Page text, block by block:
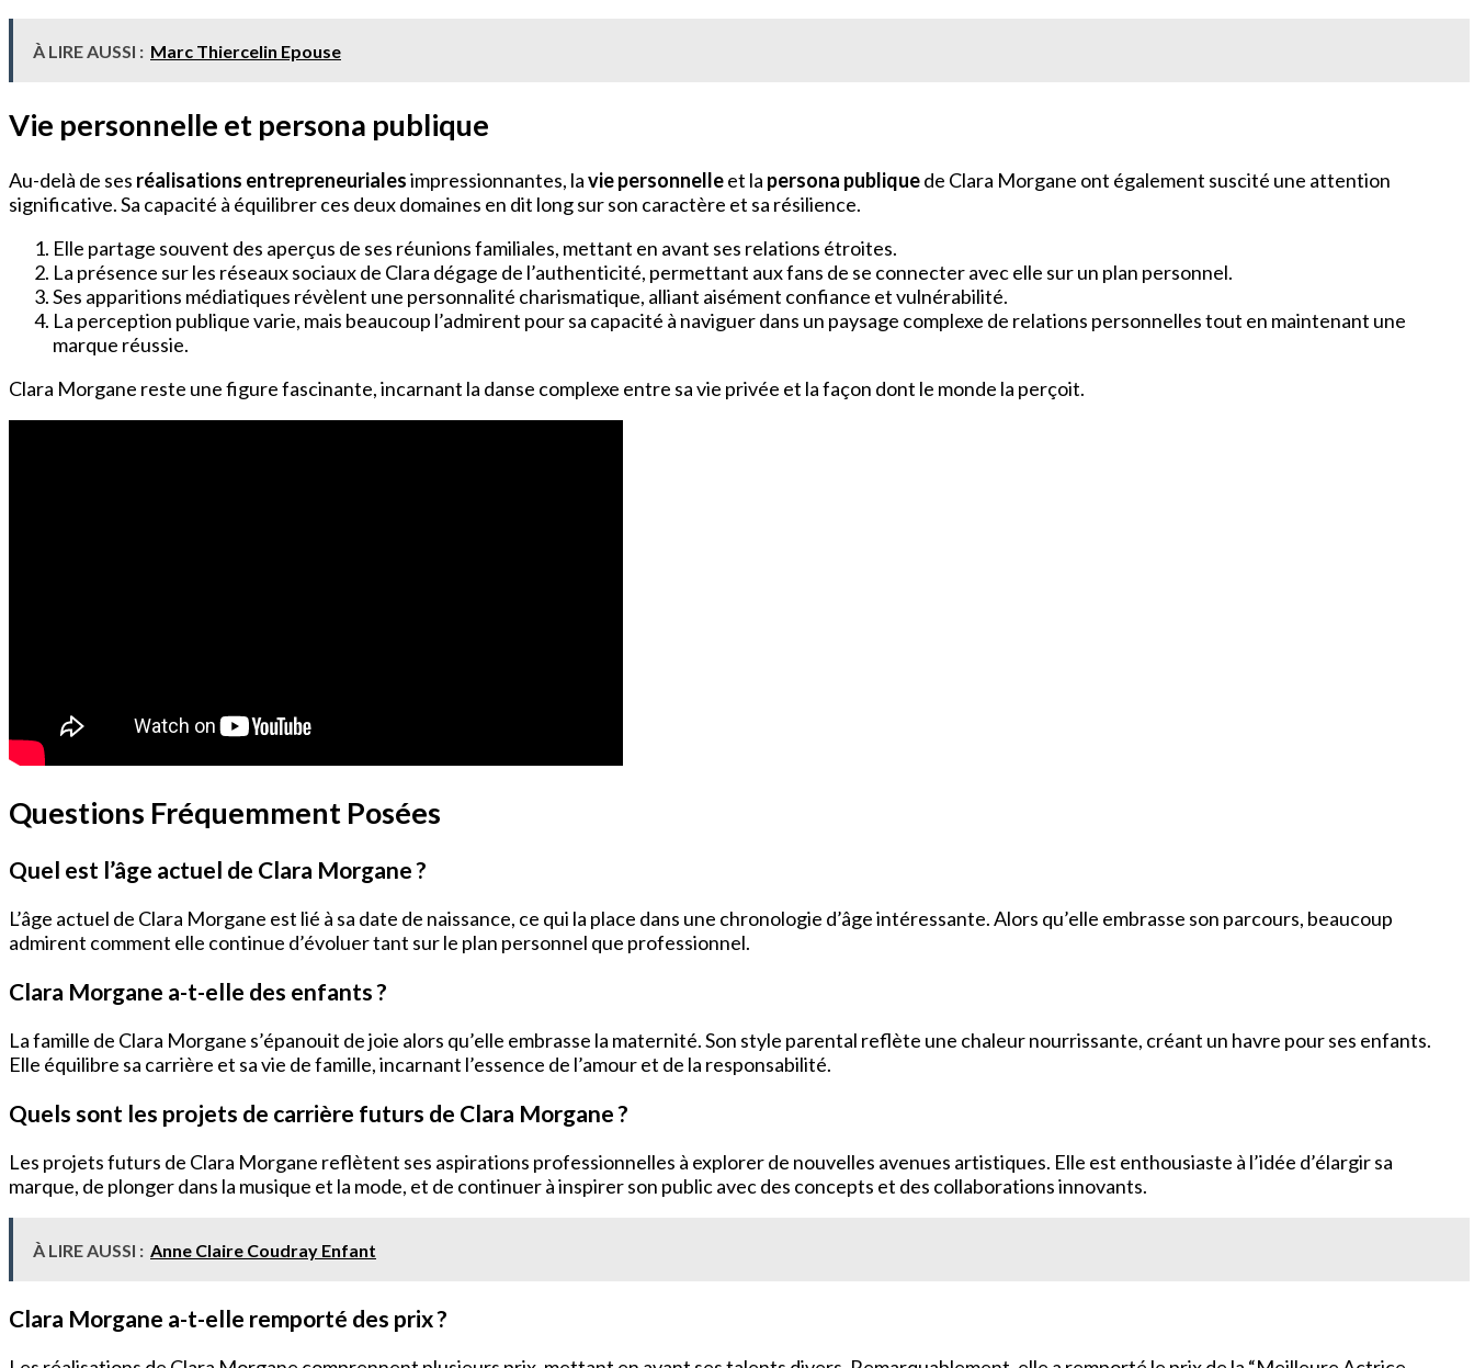
À LIRE AUSSI : Marc Thiercelin Epouse
Vie personnelle et persona publique
Au-delà de ses réalisations entrepreneurialesimpressionnantes, lavie personnelleet la persona publiquede Clara Morgane ont également suscité une attention
significative. Sa capacité à équilibrer ces deux domaines en dit long sur son caractère et sa résilience.
Elle partage souvent des aperçus de ses réunions familiales, mettant en avant ses relations étroites.
La présence sur les réseaux sociaux de Clara dégage de l’authenticité, permettant aux fans de se connecter avec elle sur un plan personnel.
Ses apparitions médiatiques révèlent une personnalité charismatique, alliant aisément confiance et vulnérabilité.
La perception publique varie, mais beaucoup l’admirent pour sa capacité à naviguer dans un paysage complexe de relations personnelles tout en maintenant une
marque réussie.
Clara Morgane reste une figure fascinante, incarnant la danse complexe entre sa vie privée et la façon dont le monde la perçoit.
Questions Fréquemment Posées
Quel est l’âge actuel de Clara Morgane ?
L’âge actuel de Clara Morgane est lié à sa date de naissance, ce qui la place dans une chronologie d’âge intéressante. Alors qu’elle embrasse son parcours, beaucoup
admirent comment elle continue d’évoluer tant sur le plan personnel que professionnel.
Clara Morgane a-t-elle des enfants ?
La famille de Clara Morgane s’épanouit de joie alors qu’elle embrasse la maternité. Son style parental reflète une chaleur nourrissante, créant un havre pour ses enfants.
Elle équilibre sa carrière et sa vie de famille, incarnant l’essence de l’amour et de la responsabilité.
Quels sont les projets de carrière futurs de Clara Morgane ?
Les projets futurs de Clara Morgane reflètent ses aspirations professionnelles à explorer de nouvelles avenues artistiques. Elle est enthousiaste à l’idée d’élargir sa
marque, de plonger dans la musique et la mode, et de continuer à inspirer son public avec des concepts et des collaborations innovants.
À LIRE AUSSI : Anne Claire Coudray Enfant
Clara Morgane a-t-elle remporté des prix ?